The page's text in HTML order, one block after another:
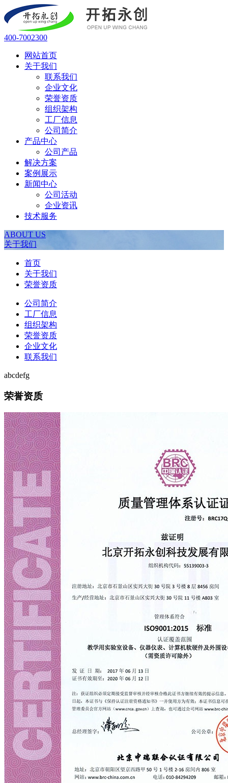
400-7002300
网站首页
关于我们
联系我们
企业文化
荣誉资质
组织架构
工厂信息
公司简介
产品中心
公司产品
解决方案
案例展示
新闻中心
公司活动
企业资讯
技术服务
ABOUT US
关于我们
首页
关于我们
荣誉资质
公司简介
工厂信息
组织架构
荣誉资质
企业文化
联系我们
abcdefg
荣誉资质